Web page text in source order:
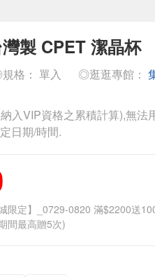
灣製 CPET 潔晶杯
格： 單入 ◎逛逛專館：
入VIP資格之累積計算),無法
日期/時間.
限定】_0729-0820 滿$2200送
間最高贈5次)